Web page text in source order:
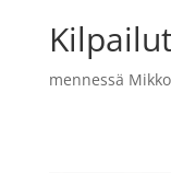
Kilpailut
mennessä